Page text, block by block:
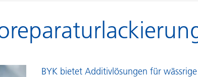
Sizing
Klebstoffe und
Leder- und
BYK bietet Additivlösungen für